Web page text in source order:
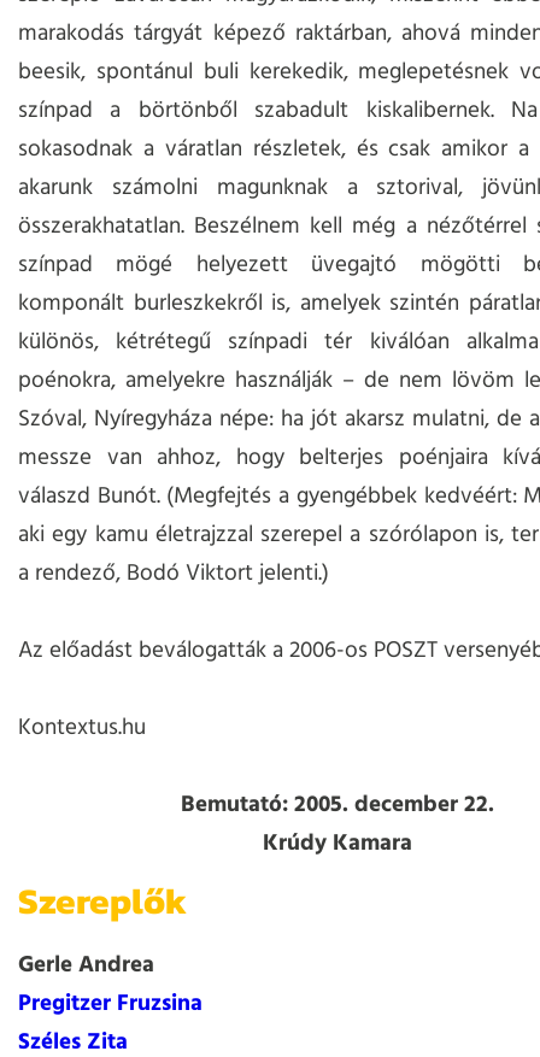
marakodás tárgyát képező raktárban, ahová
beesik, spontánul buli kerekedik, meglepetésnek
színpad a börtönből szabadult kiskalibernek.
sokasodnak a váratlan részletek, és csak amikor
akarunk számolni magunknak a sztorival,
összerakhatatlan. Beszélnem kell még a nézőtérrel
színpad mögé helyezett üvegajtó mögötti
komponált burleszkekről is, amelyek szintén
különös, kétrétegű színpadi tér kiválóan
poénokra, amelyekre használják – de nem lövöm
Szóval, Nyíregyháza népe: ha jót akarsz mulatni, de
messze van ahhoz, hogy belterjes poénjaira
válaszd Bunót. (Megfejtés a gyengébbek kedvéért:
aki egy kamu életrajzzal szerepel a szórólapon is,
a rendező, Bodó Viktort jelenti.)
Az előadást beválogatták a 2006-os POSZT
Kontextus.hu
Bemutató: 2005. december 22.
Krúdy Kamara
Szereplők
Gerle Andrea
Pregitzer Fruzsina
Széles Zita